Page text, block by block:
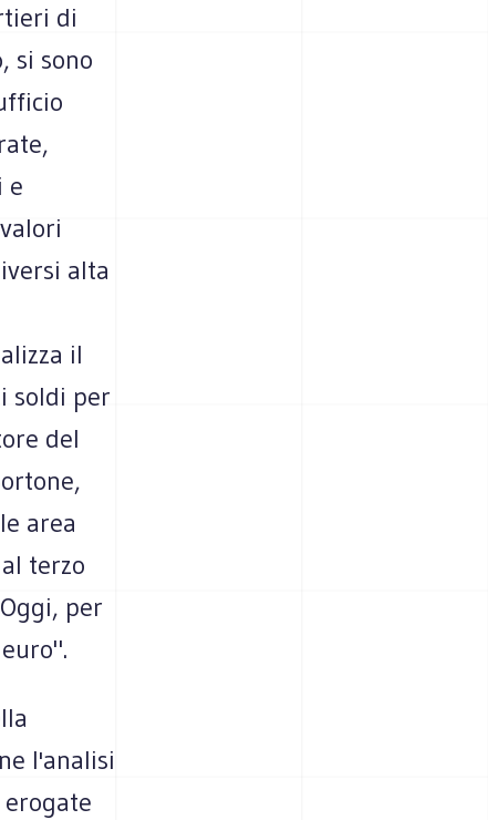
di
si sono
e
alta
il
soldi per
del
area
terzo
per
l'analisi